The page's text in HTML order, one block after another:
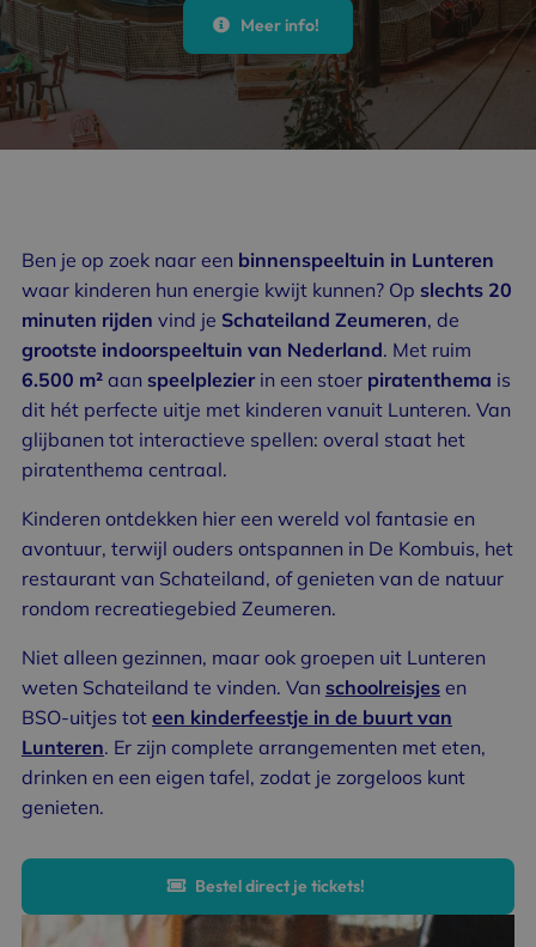
Meer info!
Ben je op zoek naar een binnenspeeltuin in Lunteren
waar kinderen hun energie kwijt kunnen? Op slechts 20
minuten rijden vind je Schateiland Zeumeren, de
grootste indoorspeeltuin van Nederland. Met ruim
6.500 m²aan speelplezierin een stoer piratenthema is
dit hét perfecte uitje met kinderen vanuit Lunteren. Van
glijbanen tot interactieve spellen: overal staat het
piratenthema centraal.
Kinderen ontdekken hier een wereld vol fantasie en
avontuur, terwijl ouders ontspannen in De Kombuis, het
restaurant van Schateiland, of genieten van de natuur
rondom recreatiegebied Zeumeren.
Niet alleen gezinnen, maar ook groepen uit Lunteren
weten Schateiland te vinden. Van schoolreisjesen
BSO-uitjes tot een kinderfeestje in de buurt van
Lunteren. Er zijn complete arrangementen met eten,
drinken en een eigen tafel, zodat je zorgeloos kunt
genieten.
Bestel direct je tickets!